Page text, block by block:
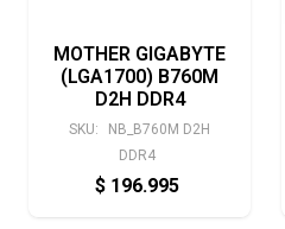
MOTHER GIGABYTE
(LGA1700) B760M
D2H DDR4
SKU:
NB_B760M D2H
DDR4
$ 196.995